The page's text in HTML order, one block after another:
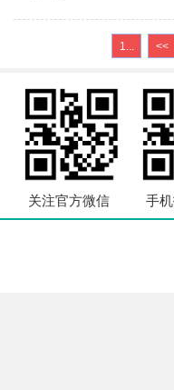
1... <<
关注官方微信 手